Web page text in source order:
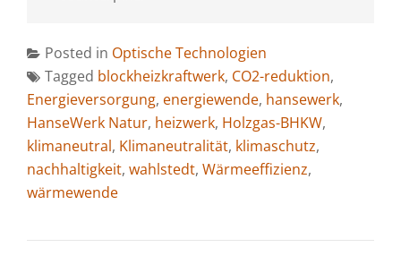
Posted in Optische Technologien
Tagged blockheizkraftwerk, CO2-reduktion,
Energieversorgung, energiewende, hansewerk,
HanseWerk Natur, heizwerk, Holzgas-BHKW,
klimaneutral, Klimaneutralität, klimaschutz,
nachhaltigkeit, wahlstedt, Wärmeeffizienz,
wärmewende